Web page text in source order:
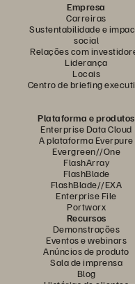
Empresa
Carreiras
Sustentabilidade e
social
Relações com
Liderança
Locais
Centro de briefing
Plataforma e produtos
Enterprise Data Cloud
A plataforma Everpure
Evergreen//One
FlashArray
FlashBlade
FlashBlade//EXA
Enterprise File
Portworx
Recursos
Demonstrações
Eventos e webinars
Anúncios de produto
Sala de imprensa
Blog